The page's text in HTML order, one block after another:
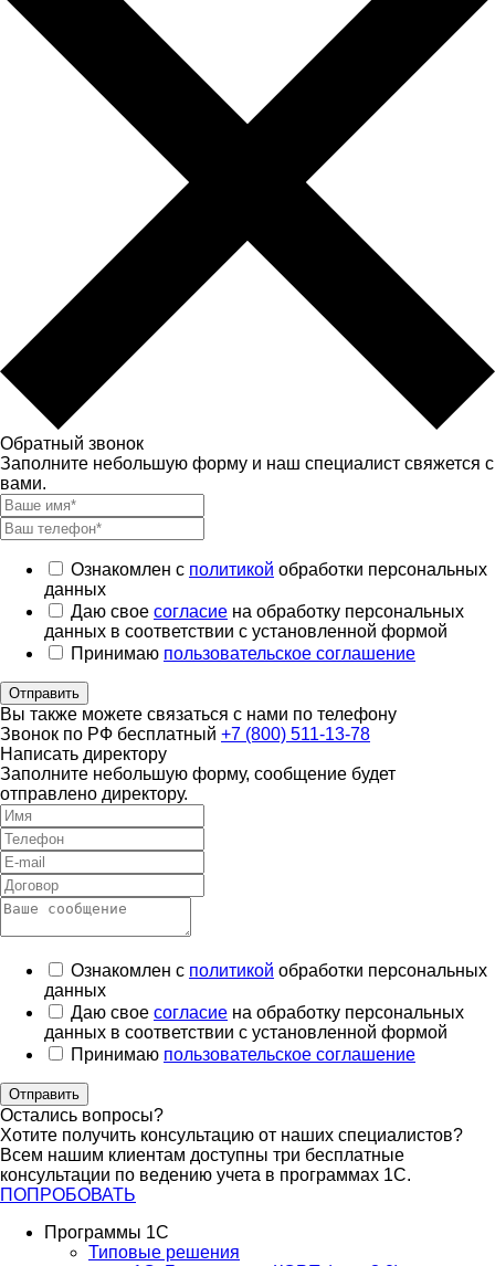
Обратный звонок
Заполните небольшую форму и наш специалист свяжется с
вами.
Ознакомлен с политикой обработки персональных
данных
Даю свое согласие на обработку персональных
данных в соответствии с установленной формой
Принимаю пользовательское соглашение
Отправить
Вы также можете связаться с нами по телефону
Звонок по РФ бесплатный +7 (800) 511-13-78
Написать директору
Заполните небольшую форму, сообщение будет
отправлено директору.
Ознакомлен с политикой обработки персональных
данных
Даю свое согласие на обработку персональных
данных в соответствии с установленной формой
Принимаю пользовательское соглашение
Отправить
Остались вопросы?
Хотите получить консультацию от наших специалистов?
Всем нашим клиентам доступны три бесплатные
консультации по ведению учета в программах 1С.
ПОПРОБОВАТЬ
Программы 1С
Типовые решения